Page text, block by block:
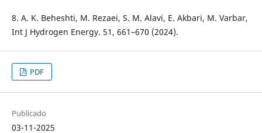
8. A. K. Beheshti, M. Rezaei, S. M. Alavi, E. Akbari, M. Varbar,
Int J Hydrogen Energy. 51, 661–670 (2024).
PDF
Publicado
03-11-2025